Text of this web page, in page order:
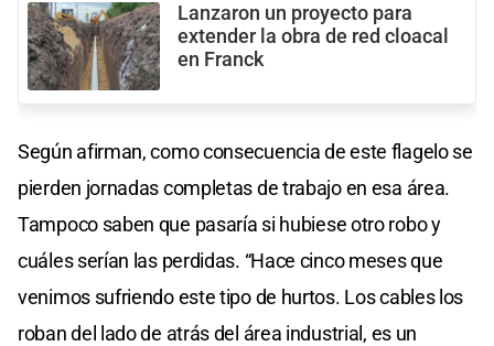
Lanzaron un proyecto para
extender la obra de red cloacal
en Franck
Según afirman, como consecuencia de este flagelo se
pierden jornadas completas de trabajo en esa área.
Tampoco saben que pasaría si hubiese otro robo y
cuáles serían las perdidas. “Hace cinco meses que
venimos sufriendo este tipo de hurtos. Los cables los
roban del lado de atrás del área industrial, es un